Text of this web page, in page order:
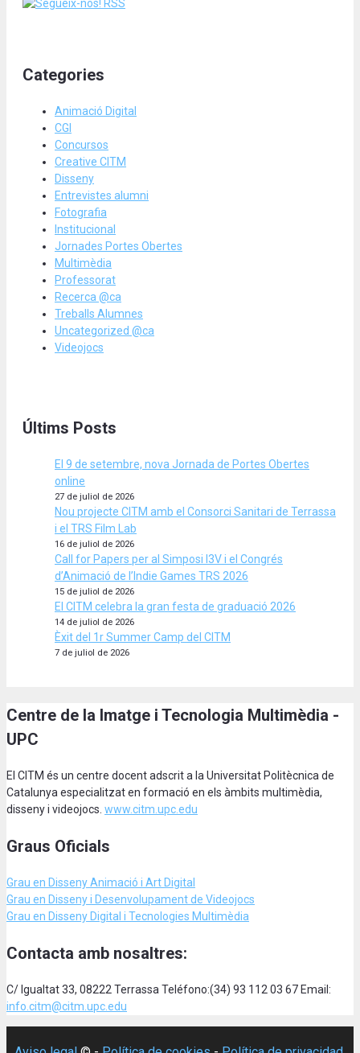
Categories
Animació Digital
CGI
Concursos
Creative CITM
Disseny
Entrevistes alumni
Fotografia
Institucional
Jornades Portes Obertes
Multimèdia
Professorat
Recerca @ca
Treballs Alumnes
Uncategorized @ca
Videojocs
Últims Posts
El 9 de setembre, nova Jornada de Portes Obertes
online
27 de juliol de 2026
Nou projecte CITM amb el Consorci Sanitari de Terrassa
i el TRS Film Lab
16 de juliol de 2026
Call for Papers per al Simposi I3V i el Congrés
d’Animació de l’Indie Games TRS 2026
15 de juliol de 2026
El CITM celebra la gran festa de graduació 2026
14 de juliol de 2026
Èxit del 1r Summer Camp del CITM
7 de juliol de 2026
Centre de la Imatge i Tecnologia Multimèdia -
UPC
El CITM és un centre docent adscrit a la Universitat Politècnica de
Catalunya especialitzat en formació en els àmbits multimèdia,
disseny i videojocs. www.citm.upc.edu
Graus Oficials
Grau en Disseny Animació i Art Digital
Grau en Disseny i Desenvolupament de Videojocs
Grau en Disseny Digital i Tecnologies Multimèdia
Contacta amb nosaltres:
C/ Igualtat 33, 08222 Terrassa Teléfono:(34) 93 112 03 67 Email:
info.citm@citm.upc.edu